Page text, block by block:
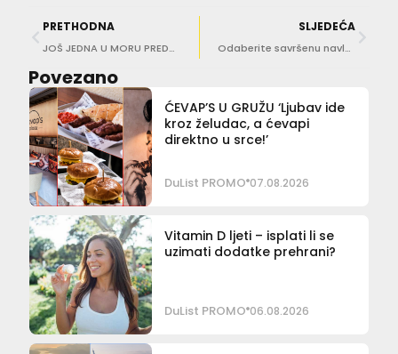
PRETHODNA
JOŠ JEDNA U MORU PREDNOSTI PELJEŠKOG MOSTA Otvorena vrata za nove potencijale nautičkog turizma
SLJEDEĆA
Odaberite savršenu navlaku za vašu sofu
Povezano
ĆEVAP’S U GRUŽU ‘Ljubav ide
kroz želudac, a ćevapi
direktno u srce!’
DuList PROMO 07.08.2026
Vitamin D ljeti – isplati li se
uzimati dodatke prehrani?
DuList PROMO 06.08.2026